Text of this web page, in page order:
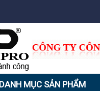
DANH MỤC SẢN PHẨM